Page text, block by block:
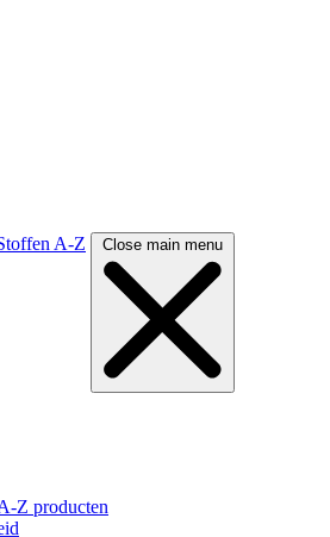
A-Z Close main menu
Z producten